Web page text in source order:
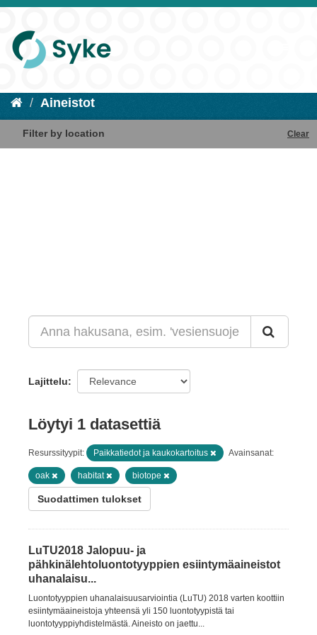
Aineistot
Filter by location Clear
Lajittelu
Löytyi 1 datasettiä
Resurssityypit: Paikkatiedot ja kaukokartoitus Avainsanat:
oak habitat biotope
Suodattimen tulokset
LuTU2018 Jalopuu- ja
pähkinälehtoluontotyyppien esiintymäaineistot
uhanalaisu...
Luontotyyppien uhanalaisuusarviointia (LuTU) 2018 varten koottiin
esiintymäaineistoja yhteensä yli 150 luontotyypistä tai
luontotyyppiyhdistelmästä. Aineisto on jaettu...